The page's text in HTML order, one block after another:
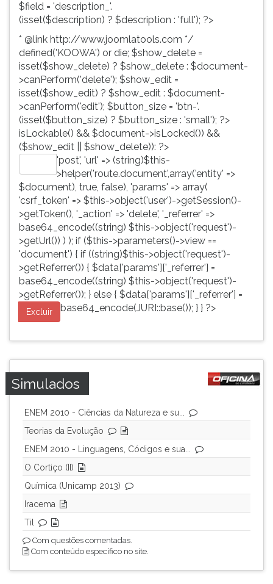
$field = 'description_'.
(isset($description) ? $description : 'full'); ?>
* @link http://www.joomlatools.com */
defined('KOOWA') or die; $show_delete =
isset($show_delete) ? $show_delete : $document-
>canPerform('delete'); $show_edit =
isset($show_edit) ? $show_edit : $document-
>canPerform('edit'); $button_size = 'btn-'.
(isset($button_size) ? $button_size : 'small'); ?>
isLockable() && $document->isLocked()) &&
($show_edit || $show_delete)): ?>
'post', 'url' => (string)$this-
>helper('route.document',array('entity' =>
$document), true, false), 'params' => array(
'csrf_token' => $this->object('user')->getSession()-
>getToken(), '_action' => 'delete', '_referrer' =>
base64_encode((string) $this->object('request')-
>getUrl()) ) ); if ($this->parameters()->view ==
'document') { if ((string)$this->object('request')-
>getReferrer()) { $data['params']['_referrer'] =
base64_encode((string) $this->object('request')-
>getReferrer()); } else { $data['params']['_referrer'] =
base64_encode(JURI::base()); } } ?>
Excluir
Simulados
ENEM 2010 - Ciências da Natureza e su...
Teorias da Evolução
ENEM 2010 - Linguagens, Códigos e sua...
O Cortiço (II)
Química (Unicamp 2013)
Iracema
Til
Com questões comentadas.
Com conteúdo específico no site.